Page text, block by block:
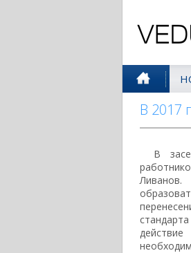
В 2017
В